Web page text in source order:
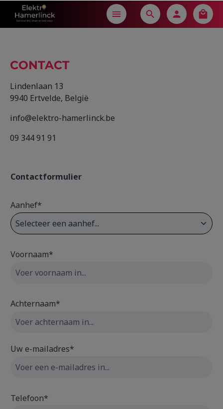
content
CONTACT
Lindenlaan 13
9940 Ertvelde, België
info@elektro-hamerlinck.be
09 344 91 91
Contactformulier
Aanhef*
Voornaam*
Achternaam*
Uw e-mailadres*
Telefoon*